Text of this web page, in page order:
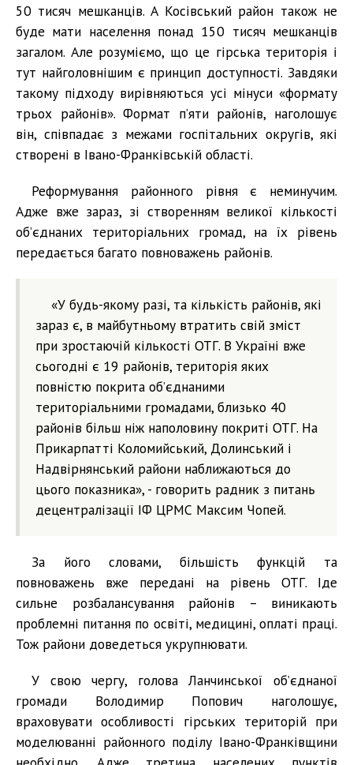
50 тисяч мешканців. А Косівський район також не
буде мати населення понад 150 тисяч мешканців
загалом. Але розуміємо, що це гірська територія і
тут найголовнішим є принцип доступності. Завдяки
такому підходу вирівняються усі мінуси «формату
трьох районів». Формат п’яти районів, наголошує
він, співпадає з межами госпітальних округів, які
створені в Івано-Франківській області.
Реформування районного рівня є неминучим.
Адже вже зараз, зі створенням великої кількості
об’єднаних територіальних громад, на їх рівень
передається багато повноважень районів.
«У будь-якому разі, та кількість районів, які
зараз є, в майбутньому втратить свій зміст
при зростаючій кількості ОТГ. В Україні вже
сьогодні є 19 районів, територія яких
повністю покрита об’єднаними
територіальними громадами, близько 40
районів більш ніж наполовину покриті ОТГ. На
Прикарпатті Коломийський, Долинський і
Надвірнянський райони наближаються до
цього показника», - говорить радник з питань
децентралізації ІФ ЦРМС Максим Чопей.
За його словами, більшість функцій та
повноважень вже передані на рівень ОТГ. Іде
сильне розбалансування районів – виникають
проблемні питання по освіті, медицині, оплаті праці.
Тож райони доведеться укрупнювати.
У свою чергу, голова Ланчинської об’єднаної
громади Володимир Попович наголошує,
враховувати особливості гірських територій при
моделюванні районного поділу Івано-Франківщини